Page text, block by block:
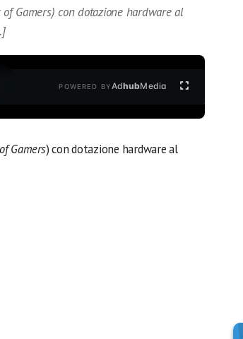
Gamers) con dotazione hardware al
POWERED BYAdhubMedia
Gamers) con dotazione hardware al